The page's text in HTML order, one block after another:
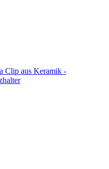
Clip aus Keramik -